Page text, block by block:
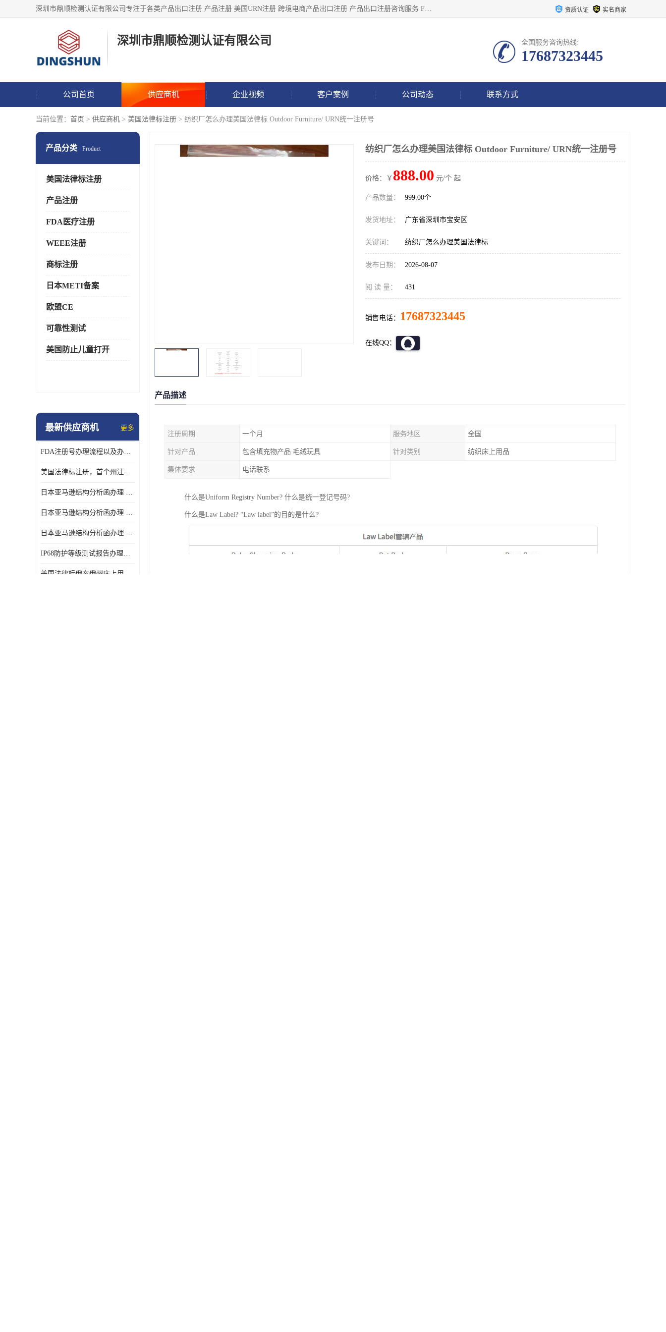
深圳市鼎顺检测认证有限公司专注于各类产品出口注册 产品注册 美国URN注册 跨境电商产品出口注册 产品出口注册咨询服务 FDA食品注册等我们是一家商务服务公司，为客户提供商标注册，本公司实力雄厚，能满足客户多种需求。 资质认证 实名商家
深圳市鼎顺检测认证有限公司 全国服务咨询热线:
17687323445
公司首页 供应商机 企业视频 客户案例 公司动态 联系方式
当前位置： 首页 > 供应商机 > 美国法律标注册 > 纺织厂怎么办理美国法律标 Outdoor Furniture/ URN统一注册号
产品分类 Product
美国法律标注册
产品注册
FDA医疗注册
WEEE注册
商标注册
日本METI备案
欧盟CE
可靠性测试
美国防止儿童打开
最新供应商机 更多
FDA注册号办理流程以及办理周期是多久
美国法律标注册，首个州注册该如何选择
日本亚马逊结构分析函办理 日本亚马逊 电饭煲
日本亚马逊结构分析函办理 日本亚马逊 热水壶等；
日本亚马逊结构分析函办理 日本亚马逊 果汁搅拌机
IP68防护等级测试报告办理标准要求
纺织厂怎么办理美国法律标 Outdoor Furniture/ URN统一注册号
价格：￥ 888.00 元/个 起
产品数量： 999.00个
发货地址： 广东省深圳市宝安区
关键词： 纺织厂怎么办理美国法律标
发布日期： 2026-08-07
阅 读 量： 431
销售电话： 17687323445
在线QQ：
产品描述
注册周期 一个月 服务地区 全国
针对产品 包含填充物产品 毛绒玩具 针对类别 纺织床上用品
集体要求 电话联系
什么是Uniform Registry Number? 什么是统一登记号码?
什么是Law Label? “Law label”的目的是什么?